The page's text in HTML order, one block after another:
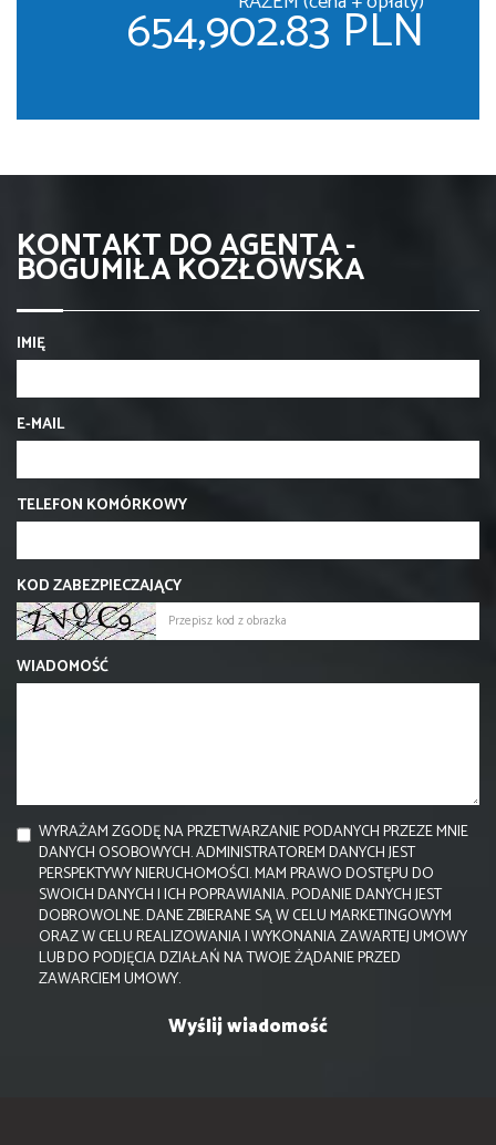
654,902.83 PLN
KONTAKT DO AGENTA -
BOGUMIŁA KOZŁOWSKA
IMIĘ
E-MAIL
TELEFON KOMÓRKOWY
KOD ZABEZPIECZAJĄCY
WIADOMOŚĆ
WYRAŻAM ZGODĘ NA PRZETWARZANIE PODANYCH PRZEZE MNIE
DANYCH OSOBOWYCH. ADMINISTRATOREM DANYCH JEST
PERSPEKTYWY NIERUCHOMOŚCI. MAM PRAWO DOSTĘPU DO
SWOICH DANYCH I ICH POPRAWIANIA. PODANIE DANYCH JEST
DOBROWOLNE. DANE ZBIERANE SĄ W CELU MARKETINGOWYM
ORAZ W CELU REALIZOWANIA I WYKONANIA ZAWARTEJ UMOWY
LUB DO PODJĘCIA DZIAŁAŃ NA TWOJE ŻĄDANIE PRZED
ZAWARCIEM UMOWY.